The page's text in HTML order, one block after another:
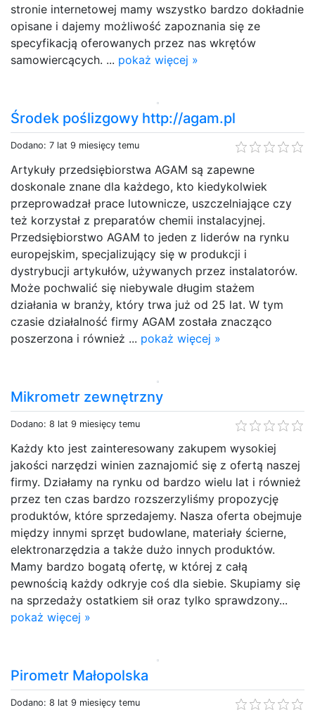
stronie internetowej mamy wszystko bardzo dokładnie
opisane i dajemy możliwość zapoznania się ze
specyfikacją oferowanych przez nas wkrętów
samowiercących. ... pokaż więcej »
Środek poślizgowy http://agam.pl
Dodano: 7 lat 9 miesięcy temu
Artykuły przedsiębiorstwa AGAM są zapewne
doskonale znane dla każdego, kto kiedykolwiek
przeprowadzał prace lutownicze, uszczelniające czy
też korzystał z preparatów chemii instalacyjnej.
Przedsiębiorstwo AGAM to jeden z liderów na rynku
europejskim, specjalizujący się w produkcji i
dystrybucji artykułów, używanych przez instalatorów.
Może pochwalić się niebywale długim stażem
działania w branży, który trwa już od 25 lat. W tym
czasie działalność firmy AGAM została znacząco
poszerzona i również ... pokaż więcej »
Mikrometr zewnętrzny
Dodano: 8 lat 9 miesięcy temu
Każdy kto jest zainteresowany zakupem wysokiej
jakości narzędzi winien zaznajomić się z ofertą naszej
firmy. Działamy na rynku od bardzo wielu lat i również
przez ten czas bardzo rozszerzyliśmy propozycję
produktów, które sprzedajemy. Nasza oferta obejmuje
między innymi sprzęt budowlane, materiały ścierne,
elektronarzędzia a także dużo innych produktów.
Mamy bardzo bogatą ofertę, w której z całą
pewnością każdy odkryje coś dla siebie. Skupiamy się
na sprzedaży ostatkiem sił oraz tylko sprawdzony...
pokaż więcej »
Pirometr Małopolska
Dodano: 8 lat 9 miesięcy temu